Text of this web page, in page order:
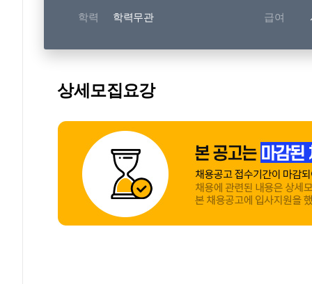
학력 학력무관 급여
상세모집요강